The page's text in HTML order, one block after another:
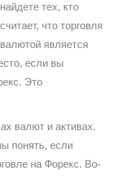
найдете тех, кто
считает, что торговля
валютой является
если вы
Это
валют и активах.
понять, если
на Форекс. Во-